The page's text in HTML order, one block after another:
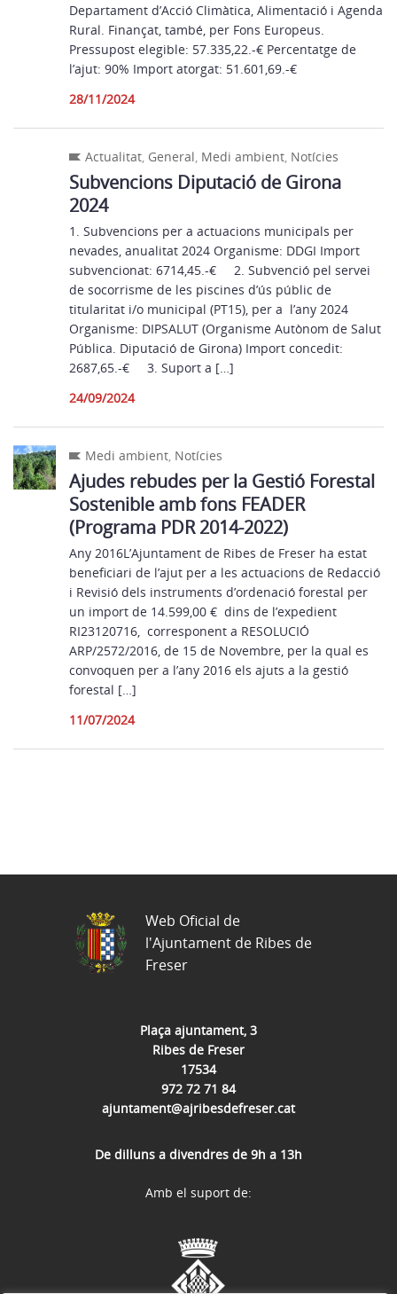
Departament d’Acció Climàtica, Alimentació i Agenda
Rural. Finançat, també, per Fons Europeus.
Pressupost elegible: 57.335,22.-€ Percentatge de
l’ajut: 90% Import atorgat: 51.601,69.-€
28/11/2024
Actualitat, General, Medi ambient, Notícies
Subvencions Diputació de Girona
2024
1. Subvencions per a actuacions municipals per
nevades, anualitat 2024 Organisme: DDGI Import
subvencionat: 6714,45.-€ 2. Subvenció pel servei
de socorrisme de les piscines d’ús públic de
titularitat i/o municipal (PT15), per a l’any 2024
Organisme: DIPSALUT (Organisme Autònom de Salut
Pública. Diputació de Girona) Import concedit:
2687,65.-€ 3. Suport a […]
24/09/2024
Medi ambient, Notícies
Ajudes rebudes per la Gestió Forestal
Sostenible amb fons FEADER
(Programa PDR 2014-2022)
Any 2016L’Ajuntament de Ribes de Freser ha estat
beneficiari de l’ajut per a les actuacions de Redacció
i Revisió dels instruments d’ordenació forestal per
un import de 14.599,00 € dins de l’expedient
RI23120716, corresponent a RESOLUCIÓ
ARP/2572/2016, de 15 de Novembre, per la qual es
convoquen per a l’any 2016 els ajuts a la gestió
forestal […]
11/07/2024
Plaça ajuntament, 3
Ribes de Freser
17534
972 72 71 84
ajuntament@ajribesdefreser.cat
De dilluns a divendres de 9h a 13h
Web Oficial de
l'Ajuntament de Ribes de
Freser
Amb el suport de: